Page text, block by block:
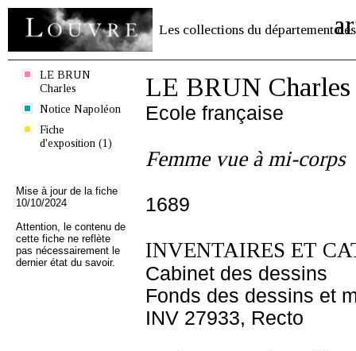
Les collections du département des
LE BRUN
Charles
Notice Napoléon
Fiche
d'exposition (1)
Mise à jour de la fiche
10/10/2024
Attention, le contenu de
cette fiche ne reflète
pas nécessairement le
dernier état du savoir.
LE BRUN Charles
Ecole française
Femme vue à mi-corps
1689
INVENTAIRES ET
Cabinet des dessins
Fonds des dessins et
INV 27933, Recto